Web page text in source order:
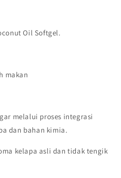
Oil Softgel.
makan
melalui proses integrasi
dan bahan kimia.
kelapa asli dan tidak tengik